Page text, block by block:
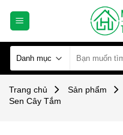
kiếm:
Trang chủ Sản phẩm
Sen Cây Tắm